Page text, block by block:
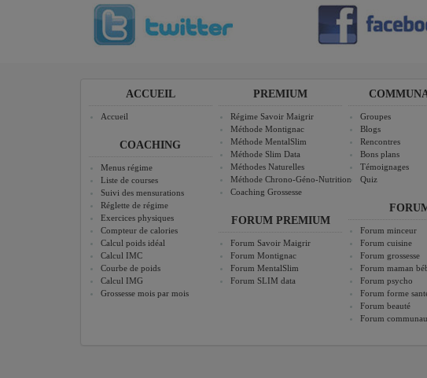
ACCUEIL
Accueil
COACHING
Menus régime
Liste de courses
Suivi des mensurations
Réglette de régime
Exercices physiques
Compteur de calories
Calcul poids idéal
Calcul IMC
Courbe de poids
Calcul IMG
Grossesse mois par mois
PREMIUM
Régime Savoir Maigrir
Méthode Montignac
Méthode MentalSlim
Méthode Slim Data
Méthodes Naturelles
Méthode Chrono-Géno-Nutrition
Coaching Grossesse
FORUM PREMIUM
Forum Savoir Maigrir
Forum Montignac
Forum MentalSlim
Forum SLIM data
Groupes
Blogs
Rencontres
Bons plans
Témoignages
Quiz
Forum minceur
Forum cuisine
Forum grossesse
Forum maman
Forum psycho
Forum forme
Forum beauté
Forum